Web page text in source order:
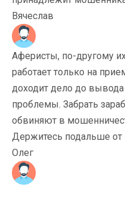
Вячеслав
Аферисты, по-другому
работает только на
доходит дело до вывода
проблемы. Забрать
обвиняют в
Держитесь подальше
Олег